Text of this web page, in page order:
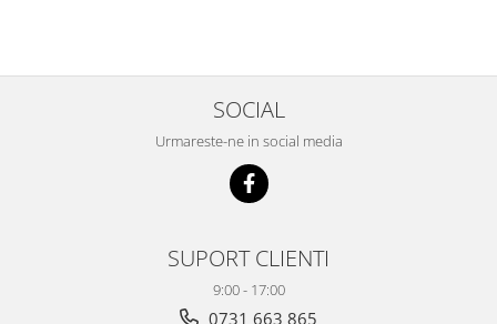
SOCIAL
Urmareste-ne in social media
SUPORT CLIENTI
9:00 - 17:00
0731 663 865